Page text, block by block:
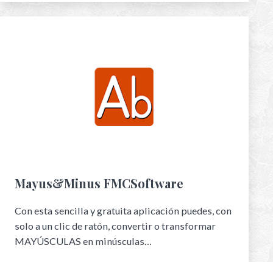
Mayus&Minus FMCSoftware
Con esta sencilla y gratuita aplicación puedes, con
solo a un clic de ratón, convertir o transformar
MAYÚSCULAS en minúsculas…